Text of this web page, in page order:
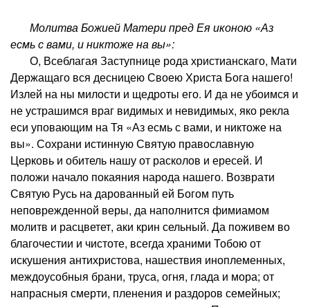
Молитва Божией Матери пред Ея иконою «Аз
есмь с вами, и никтоже на вы»:
О, Всеблагая Заступнице рода христианскаго, Мати
Держащаго вся десницею Своею Христа Бога нашего!
Излей на ны милости и щедроты его. И да не убоимся и
не устрашимся враг видимых и невидимых, яко рекла
еси уповающим на Тя «Аз есмь с вами, и никтоже на
вы». Сохрани истинную Святую православную
Церковь и обитель нашу от расколов и ересей. И
положи начало покаяния народа нашего. Возврати
Святую Русь на дарованный ей Богом путь
неповрежденной веры, да наполнится фимиамом
молитв и расцветет, аки крин сельный. Да поживем во
благочестии и чистоте, всегда храними Тобою от
искушения антихристова, нашествия иноплеменных,
междоусобныя брани, труса, огня, глада и мора; от
напрасныя смерти, пленения и раздоров семейных;